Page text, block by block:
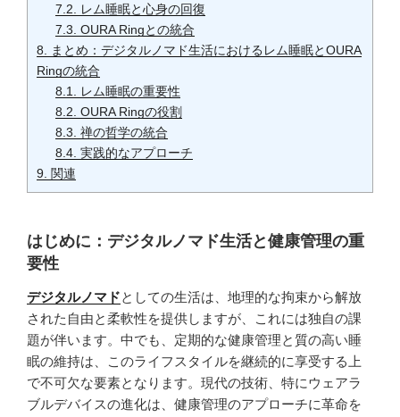
7.2.
レム睡眠と心身の回復
7.3. OURA Ringとの統合
8.
まとめ：デジタルノマド生活におけるレム睡眠とOURA
Ringの統合
8.1.
レム睡眠の重要性
8.2. OURA Ringの役割
8.3. 禅の哲学の統合
8.4. 実践的なアプローチ
9. 関連
はじめに：デジタルノマド生活と健康管理の重
要性
デジタルノマドとしての生活は、地理的な拘束から解放
された自由と柔軟性を提供しますが、これには独自の課
題が伴います。中でも、定期的な健康管理と質の高い睡
眠の維持は、このライフスタイルを継続的に享受する上
で不可欠な要素となります。現代の技術、特にウェアラ
ブルデバイスの進化は、健康管理のアプローチに革命を